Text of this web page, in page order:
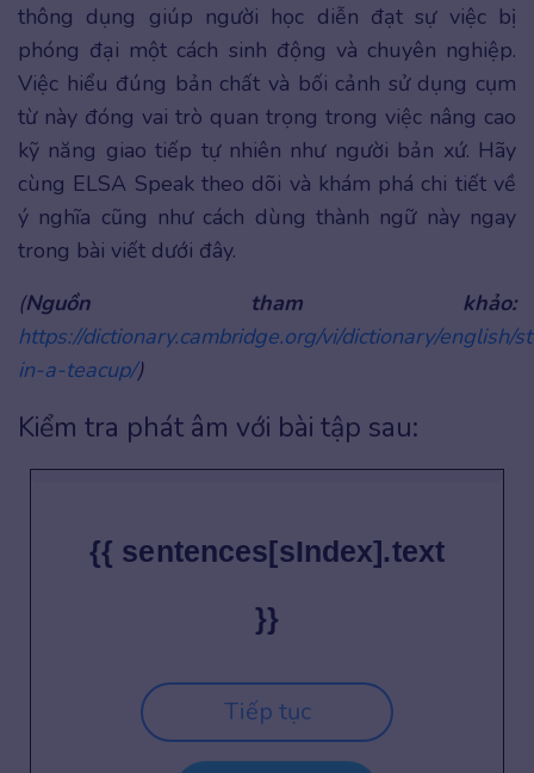
thông dụng giúp người học diễn đạt sự việc bị
phóng đại một cách sinh động và chuyên nghiệp.
Việc hiểu đúng bản chất và bối cảnh sử dụng cụm
từ này đóng vai trò quan trọng trong việc nâng cao
kỹ năng giao tiếp tự nhiên như người bản xứ. Hãy
cùng ELSA Speak theo dõi và khám phá chi tiết về
ý nghĩa cũng như cách dùng thành ngữ này ngay
trong bài viết dưới đây.
(Nguồn tham khảo:
https://dictionary.cambridge.org/vi/dictionary/english/
in-a-teacup/)
Kiểm tra phát âm với bài tập sau:
{{ sentences[sIndex].text
}}
Tiếp tục